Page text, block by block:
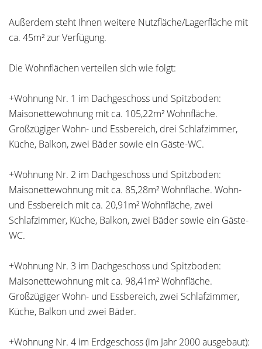
Außerdem steht Ihnen weitere Nutzfläche/Lagerfläche mit
ca. 45m² zur Verfügung.
Die Wohnflächen verteilen sich wie folgt:
+Wohnung Nr. 1 im Dachgeschoss und Spitzboden:
Maisonettewohnung mit ca. 105,22m² Wohnfläche.
Großzügiger Wohn- und Essbereich, drei Schlafzimmer,
Küche, Balkon, zwei Bäder sowie ein Gäste-WC.
+Wohnung Nr. 2 im Dachgeschoss und Spitzboden:
Maisonettewohnung mit ca. 85,28m² Wohnfläche. Wohn-
und Essbereich mit ca. 20,91m² Wohnfläche, zwei
Schlafzimmer, Küche, Balkon, zwei Bäder sowie ein Gäste-
WC.
+Wohnung Nr. 3 im Dachgeschoss und Spitzboden:
Maisonettewohnung mit ca. 98,41m² Wohnfläche.
Großzügiger Wohn- und Essbereich, zwei Schlafzimmer,
Küche, Balkon und zwei Bäder.
+Wohnung Nr. 4 im Erdgeschoss (im Jahr 2000 ausgebaut):